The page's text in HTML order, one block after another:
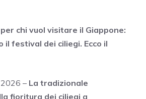
chi vuol visitare il Giappone:
il festival dei ciliegi. Ecco il
– La tradizionale
fioritura dei ciliegi a